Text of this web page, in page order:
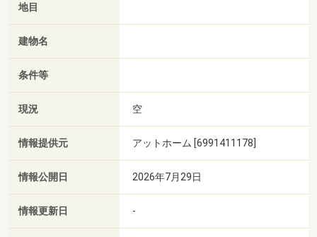
地目
建物名
条件等
現況 空
情報提供元 アットホーム [6991411178]
情報公開日 2026年7月29日
情報更新日 -